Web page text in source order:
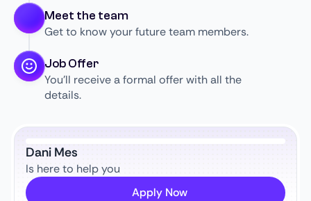
Meet the team
Get to know your future team members.
Job Offer
You’ll receive a formal offer with all the
details.
Dani Mes
Is here to help you
Apply Now